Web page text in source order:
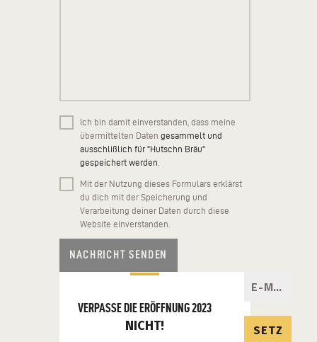
Ich bin damit einverstanden, dass meine
übermittelten Daten gesammelt und
ausschlißlich für "Hutschn Bräu"
gespeichert werden
Mit der Nutzung dieses Formulars erklärst
du dich mit der Speicherung und
Verarbeitung deiner Daten durch diese
Website einverstanden.
VERPASSE DIE ERÖFFNUNG2023
NICHT!